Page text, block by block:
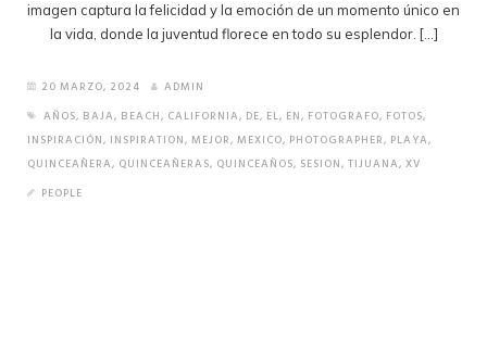
imagen captura la felicidad y la emoción de un momento único en
la vida, donde la juventud florece en todo su esplendor. […]
20 MARZO, 2024
ADMIN
AÑOS, BAJA, BEACH, CALIFORNIA, DE, EL, EN, FOTOGRAFO, FOTOS,
INSPIRACIÓN, INSPIRATION, MEJOR, MEXICO, PHOTOGRAPHER, PLAYA,
QUINCEAÑERA, QUINCEAÑERAS, QUINCEAÑOS, SESION, TIJUANA, XV
PEOPLE